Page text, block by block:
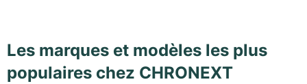
Les marques et modèles les plus
populaires chez CHRONEXT